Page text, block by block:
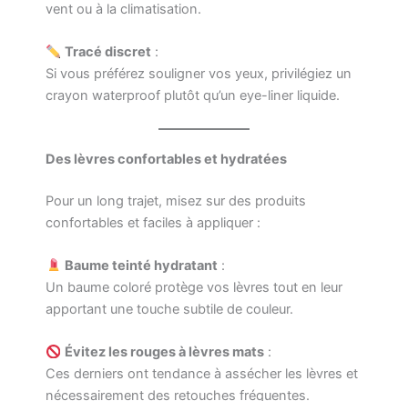
vent ou à la climatisation.
Tracé discret :
Si vous préférez souligner vos yeux, privilégiez un
crayon waterproof plutôt qu’un eye-liner liquide.
Des lèvres confortables et hydratées
Pour un long trajet, misez sur des produits
confortables et faciles à appliquer :
Baume teinté hydratant :
Un baume coloré protège vos lèvres tout en leur
apportant une touche subtile de couleur.
Évitez les rouges à lèvres mats:
Ces derniers ont tendance à assécher les lèvres et
nécessairement des retouches fréquentes.